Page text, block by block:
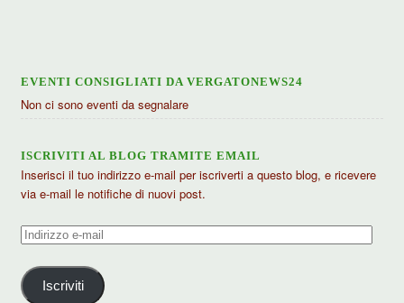
EVENTI CONSIGLIATI DA VERGATONEWS24
Non ci sono eventi da segnalare
ISCRIVITI AL BLOG TRAMITE EMAIL
Inserisci il tuo indirizzo e-mail per iscriverti a questo blog, e ricevere
via e-mail le notifiche di nuovi post.
Indirizzo
mail
Iscriviti